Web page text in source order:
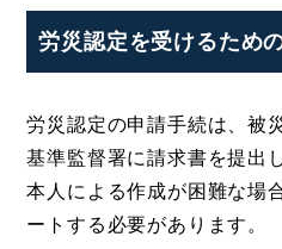
労災認定を受けるため
労災認定の申請手続は、被
基準監督署に請求書を提出
本人による作成が困難な場
ートする必要があります。